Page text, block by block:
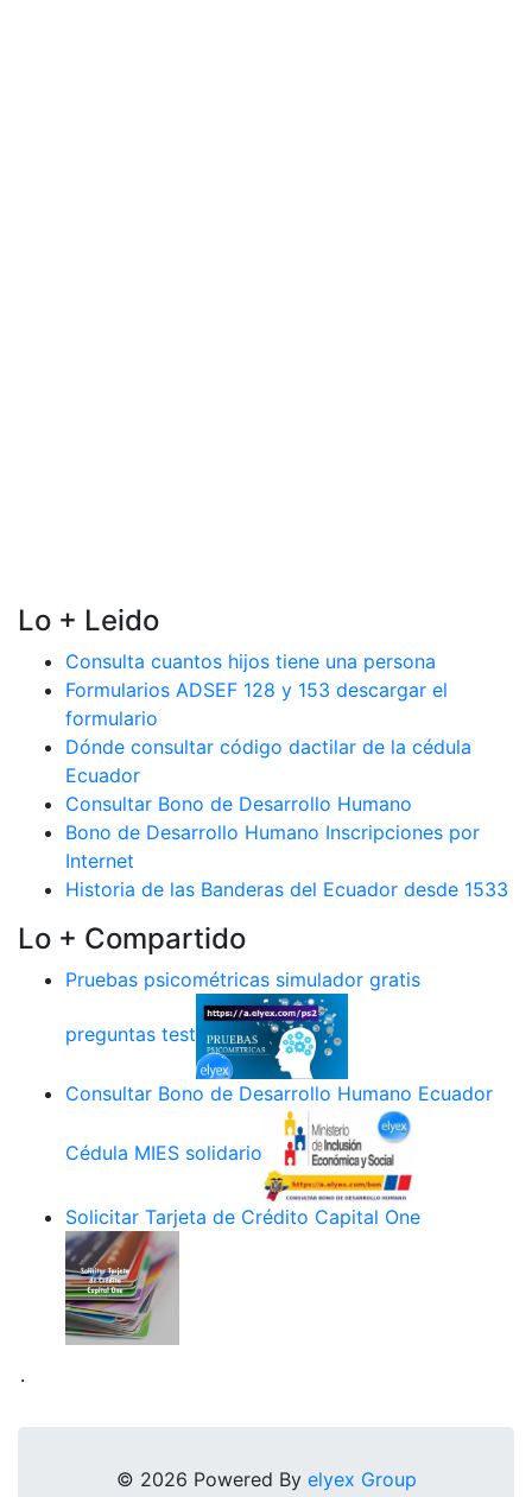
Lo + Leido
Consulta cuantos hijos tiene una persona
Formularios ADSEF 128 y 153 descargar el
formulario
Dónde consultar código dactilar de la cédula
Ecuador
Consultar Bono de Desarrollo Humano
Bono de Desarrollo Humano Inscripciones por
Internet
Historia de las Banderas del Ecuador desde 1533
Lo + Compartido
Pruebas psicométricas simulador gratis
preguntas test
Consultar Bono de Desarrollo Humano Ecuador
Cédula MIES solidario
Solicitar Tarjeta de Crédito Capital One
.
© 2026 Powered By elyex Group